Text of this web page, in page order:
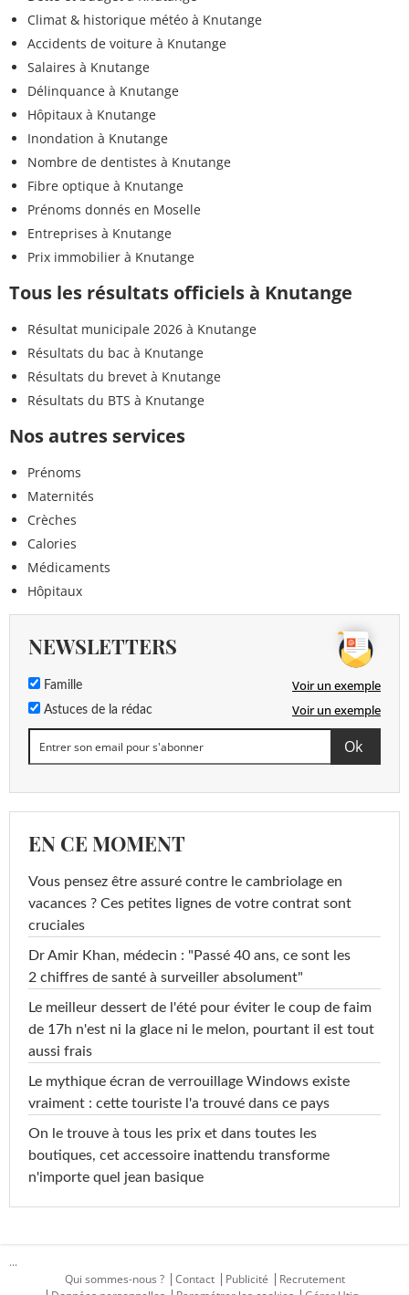
Climat & historique météo à Knutange
Accidents de voiture à Knutange
Salaires à Knutange
Délinquance à Knutange
Hôpitaux à Knutange
Inondation à Knutange
Nombre de dentistes à Knutange
Fibre optique à Knutange
Prénoms donnés en Moselle
Entreprises à Knutange
Prix immobilier à Knutange
Tous les résultats officiels à Knutange
Résultat municipale 2026 à Knutange
Résultats du bac à Knutange
Résultats du brevet à Knutange
Résultats du BTS à Knutange
Nos autres services
Prénoms
Maternités
Crèches
Calories
Médicaments
Hôpitaux
NEWSLETTERS
Famille Voir un exemple
Astuces de la rédac Voir un exemple
EN CE MOMENT
Vous pensez être assuré contre le cambriolage en
vacances ? Ces petites lignes de votre contrat sont
cruciales
Dr Amir Khan, médecin : "Passé 40 ans, ce sont les
2 chiffres de santé à surveiller absolument"
Le meilleur dessert de l'été pour éviter le coup de faim
de 17h n'est ni la glace ni le melon, pourtant il est tout
aussi frais
Le mythique écran de verrouillage Windows existe
vraiment : cette touriste l'a trouvé dans ce pays
On le trouve à tous les prix et dans toutes les
boutiques, cet accessoire inattendu transforme
n'importe quel jean basique
...
Qui sommes-nous ?
Contact Publicité
Recrutement